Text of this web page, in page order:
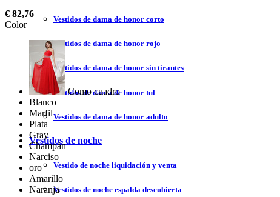
Vestidos de dama de honor corto
Vestidos de dama de honor rojo
Vestidos de dama de honor sin tirantes
Vestidos de dama de honor tul
Vestidos de dama de honor adulto
Vestidos de noche
Vestido de noche liquidación y venta
Vestidos de noche espalda descubierta
€ 82,76
Color
Como cuadro
Blanco
Marfil
Plata
Gray
Champán
Narciso
oro
Amarillo
Naranja